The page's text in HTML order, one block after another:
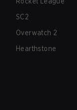
SC2
Overwatch 2
Hearthstone